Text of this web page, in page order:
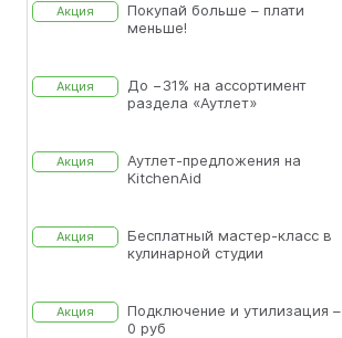
Акция
Покупай больше – плати
меньше!
Акция
До −31% на ассортимент
раздела «Аутлет»
Акция
Аутлет-предложения на
KitchenAid
Акция
Бесплатный мастер-класс в
кулинарной студии
Акция
Подключение и утилизация –
0 руб